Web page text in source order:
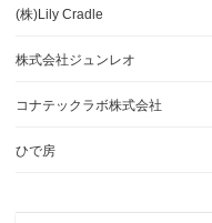
(株)Lily Cradle
株式会社ジュンレオ
コナテックラボ株式会社
ひで房